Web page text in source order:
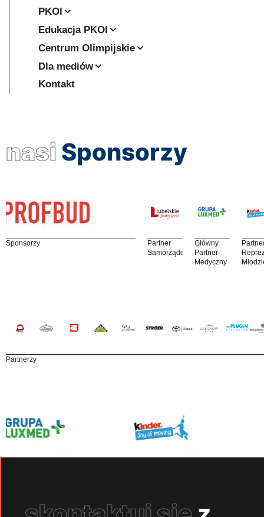
PKOl
Edukacja PKOl
Centrum Olimpijskie
Dla mediów
Kontakt
nasi Sponsorzy
Sponsorzy
Partner
Samorządowy
Główny
Partner
Medyczny
Partnerzy